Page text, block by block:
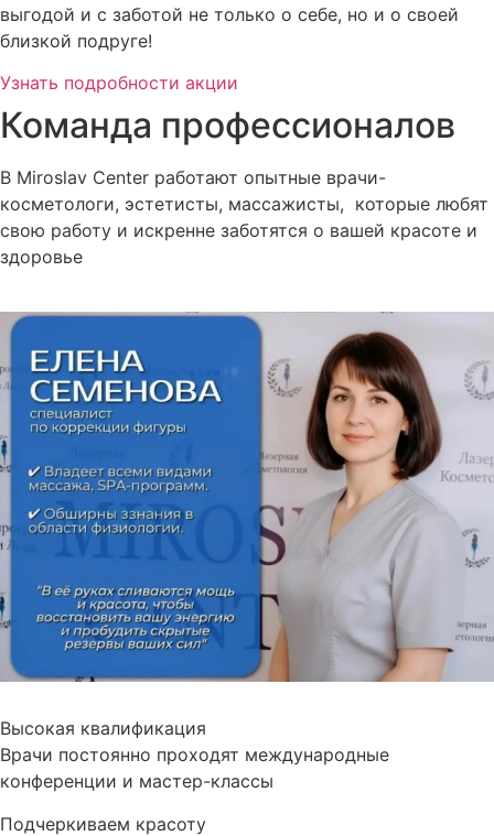
выгодой и с заботой не только о себе, но и о своей
близкой подруге!
Узнать подробности акции
Команда профессионалов
В Miroslav Сenter работают опытные врачи-
косметологи, эстетисты, массажисты, которые любят
свою работу и искренне заботятся о вашей красоте и
здоровье
Высокая квалификация
Врачи постоянно проходят международные
конференции и мастер-классы
Подчеркиваем красоту